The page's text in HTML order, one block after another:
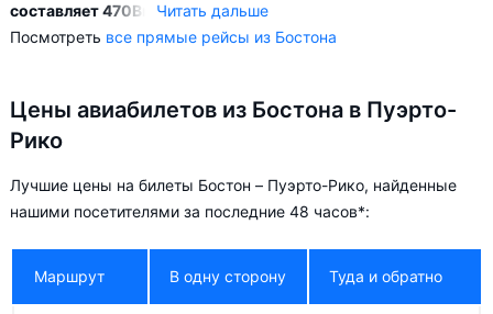
составляет 470Br Читать дальше
Бостон – Сан-Хуан
В низкий сезон — в Апрель, Октябрь и Ноябрь цена на
авиабилеты падает в среднем до330Br.
Посмотреть все прямые рейсы из Бостона
Цены авиабилетов из Бостона в Пуэрто-
Рико
Лучшие цены на билеты Бостон – Пуэрто-Рико, найденные
нашими посетителями за последние 48 часов*:
Маршрут В одну сторону Туда и обратно